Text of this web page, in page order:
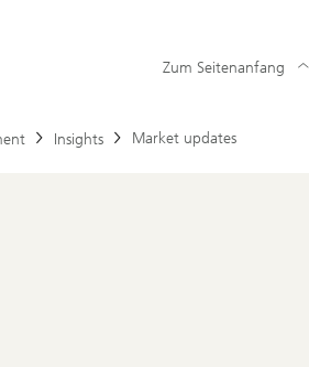
Insights Market updates
Zum Seitenanfang